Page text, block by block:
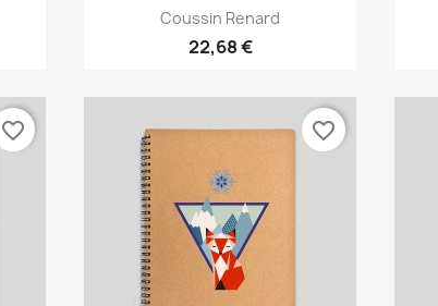
Aperçu rapide
Coussin Renard
22,68 €
favorite_border favorite_border